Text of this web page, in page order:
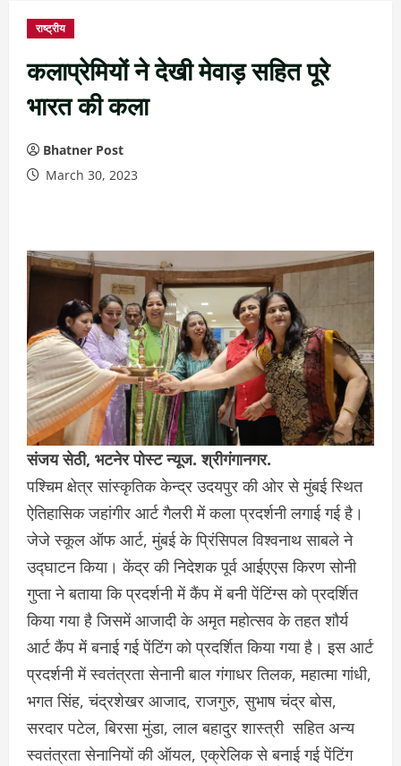
राष्ट्रीय
कलाप्रेमियों ने देखी मेवाड़ सहित पूरे
भारत की कला
Bhatner Post
March 30, 2023
संजय सेठी, भटनेर पोस्ट न्यूज. श्रीगंगानगर.
पश्चिम क्षेत्र सांस्कृतिक केन्द्र उदयपुर की ओर से मुंबई स्थित
ऐतिहासिक जहांगीर आर्ट गैलरी में कला प्रदर्शनी लगाई गई है।
जेजे स्कूल ऑफ आर्ट, मुंबई के प्रिंसिपल विश्वनाथ साबले ने
उद्घाटन किया। केंद्र की निदेशक पूर्व आईएएस किरण सोनी
गुप्ता ने बताया कि प्रदर्शनी में कैंप में बनी पेंटिंग्स को प्रदर्शित
किया गया है जिसमें आजादी के अमृत महोत्सव के तहत शौर्य
आर्ट कैंप में बनाई गई पेंटिंग को प्रदर्शित किया गया है। इस आर्ट
प्रदर्शनी में स्वतंत्रता सेनानी बाल गंगाधर तिलक, महात्मा गांधी,
भगत सिंह, चंद्रशेखर आजाद, राजगुरु, सुभाष चंद्र बोस,
सरदार पटेल, बिरसा मुंडा, लाल बहादुर शास्त्री सहित अन्य
स्वतंत्रता सेनानियों की ऑयल, एक्रेलिक से बनाई गई पेंटिंग